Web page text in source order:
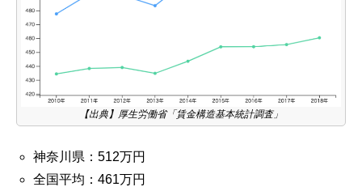
【出典】厚生労働省「賃金構造基本統計調査」
神奈川県：512万円
全国平均：461万円